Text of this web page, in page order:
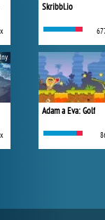
Skribbl.io
Adam a Eva: Golf